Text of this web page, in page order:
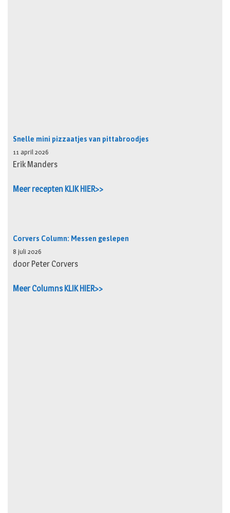
Snelle mini pizzaatjes van pittabroodjes
11 april 2026
Erik Manders
Meer recepten KLIK HIER>>
Corvers Column: Messen geslepen
8 juli 2026
door Peter Corvers
Meer Columns KLIK HIER>>